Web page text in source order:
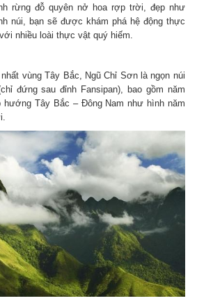
rừng đỗ quyên nở hoa rợp trời, đẹp như
núi, bạn sẽ được khám phá hệ động thực
nhiều loài thực vật quý hiếm.
vùng Tây Bắc, Ngũ Chỉ Sơn là ngọn núi
đứng sau đỉnh Fansipan), bao gồm năm
hướng Tây Bắc – Đông Nam như hình năm